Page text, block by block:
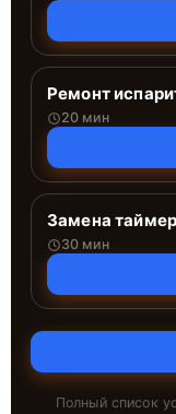
Ремонт
20 мин
Замена
30 мин
Полный список